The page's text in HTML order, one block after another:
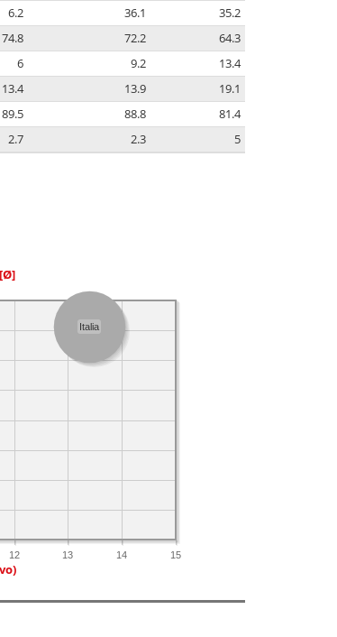
6.2 36.1
35.2
74.8 72.2
64.3
6 9.2
13.4
13.4 13.9
19.1
89.5 88.8
81.4
2.7 2.3 5
[Ø]
12 13 14 15
Italia